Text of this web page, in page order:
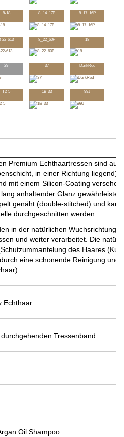
8-18 8_14_17P 8_17_16P
22-613 8_22_60P 18
29 37 DarkRed
T2-5 1B-33 99J
Premium Echthaartressen sind aus
in einer Richtung liegend)
mit einem Silicon-Coating versehen.
anhaltender Glanz
genäht (double-stitched) und
durchgeschnitten werden.
in der natürlichen Wuchsrichtung
und weiter verarbeitet. Die
des Haares
eine schonende Reinigung und
Echthaar
Tressenband
Oil Shampoo